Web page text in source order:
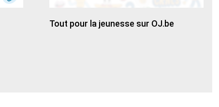
Tout pour la jeunesse sur OJ.be